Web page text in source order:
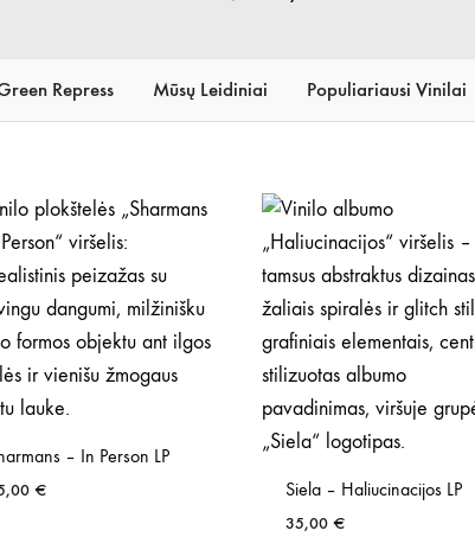
Repress Mūsų Leidiniai Populiariausi Vinilai
– In Person LP
€ Siela – Haliucinacijos LP
35,00€